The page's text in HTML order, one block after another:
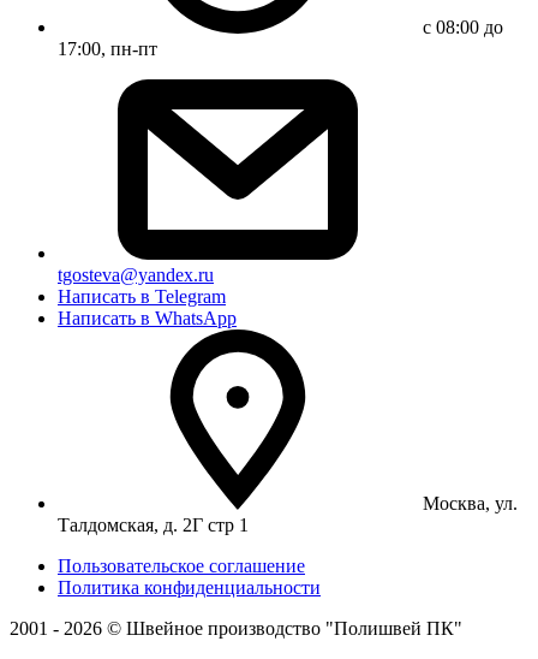
с 08:00 до
17:00, пн-пт
tgosteva@yandex.ru
Написать в Telegram
Написать в WhatsApp
Москва, ул.
Талдомская, д. 2Г стр 1
Пользовательское соглашение
Политика конфиденциальности
2001 - 2026 © Швейное производство "Полишвей ПК"